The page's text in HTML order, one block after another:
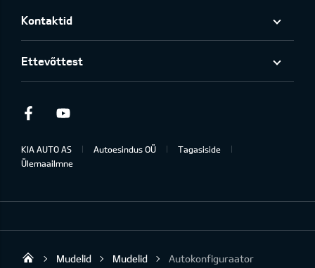
Kontaktid
Ettevõttest
Facebook
KIA AUTO AS Autoesindus OÜ
Tagasiside
Ülemaailmne
United Motors Jõhvi
Mudelid Mudelid Autokonfiguraator